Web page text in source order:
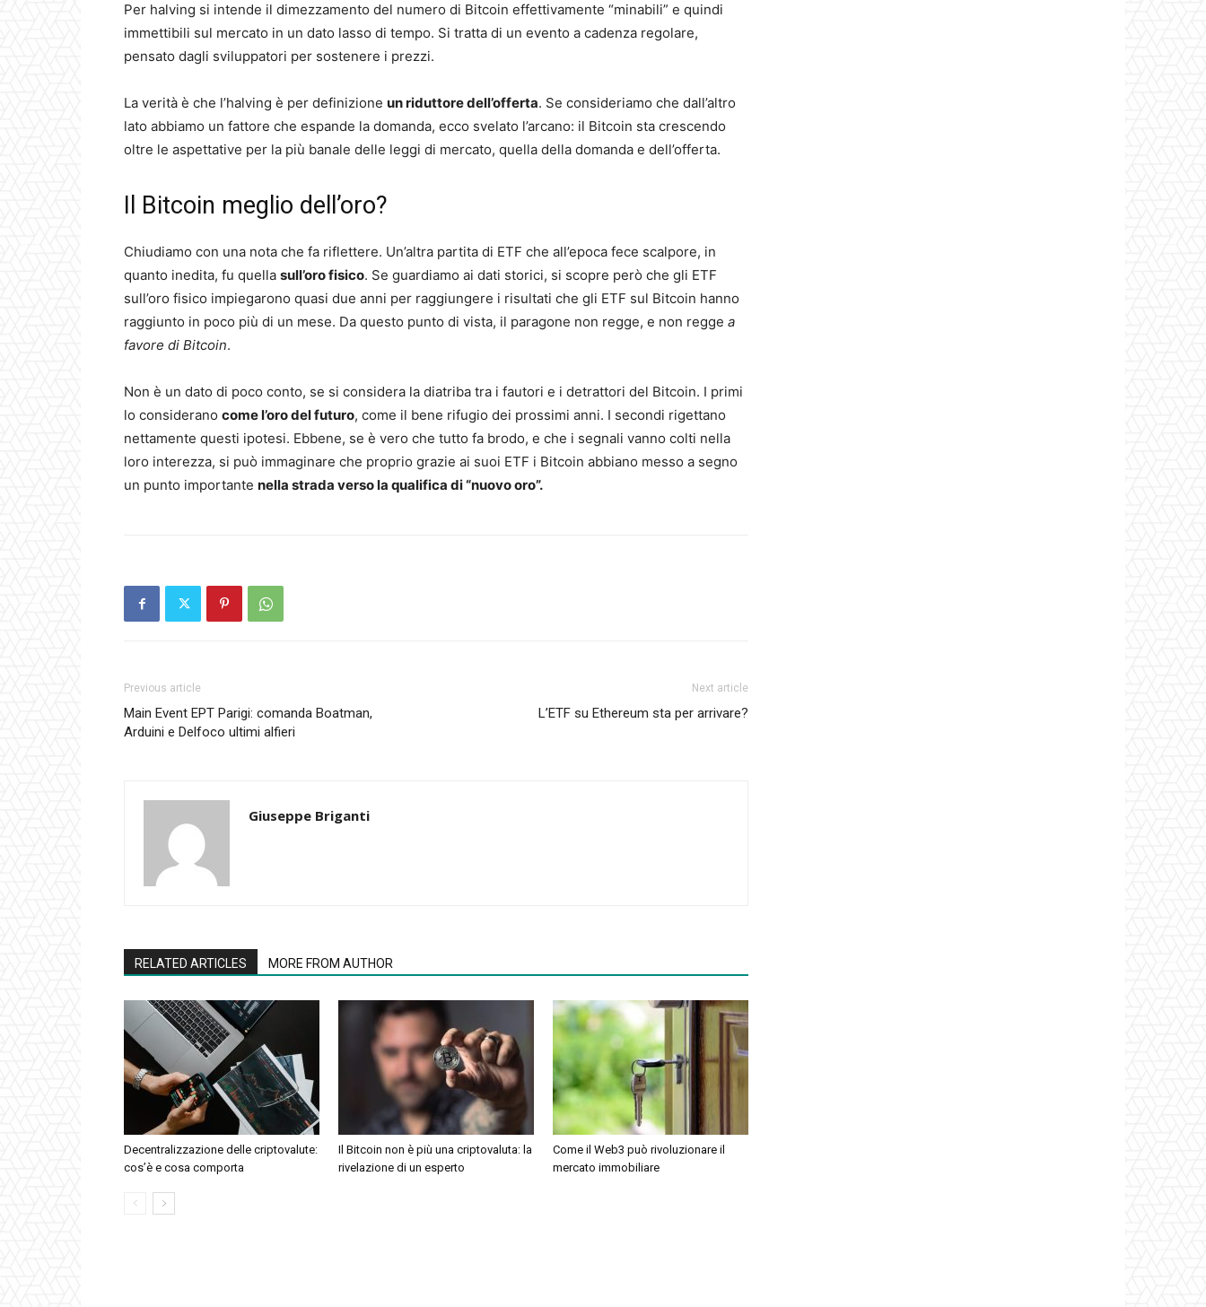
Per halving si intende il dimezzamento del numero di Bitcoin effettivamente “minabili” e quindi
immettibili sul mercato in un dato lasso di tempo. Si tratta di un evento a cadenza regolare,
pensato dagli sviluppatori per sostenere i prezzi.
La verità è che l’halving è per definizione un riduttore dell’offerta. Se consideriamo che dall’altro
lato abbiamo un fattore che espande la domanda, ecco svelato l’arcano: il Bitcoin sta crescendo
oltre le aspettative per la più banale delle leggi di mercato, quella della domanda e dell’offerta.
Il Bitcoin meglio dell’oro?
Chiudiamo con una nota che fa riflettere. Un’altra partita di ETF che all’epoca fece scalpore, in
quanto inedita, fu quella sull’oro fisico. Se guardiamo ai dati storici, si scopre però che gli ETF
sull’oro fisico impiegarono quasi due anni per raggiungere i risultati che gli ETF sul Bitcoin hanno
raggiunto in poco più di un mese. Da questo punto di vista, il paragone non regge, e non regge a
favore di Bitcoin.
Non è un dato di poco conto, se si considera la diatriba tra i fautori e i detrattori del Bitcoin. I primi
lo considerano come l’oro del futuro, come il bene rifugio dei prossimi anni. I secondi rigettano
nettamente questi ipotesi. Ebbene, se è vero che tutto fa brodo, e che i segnali vanno colti nella
loro interezza, si può immaginare che proprio grazie ai suoi ETF i Bitcoin abbiano messo a segno
un punto importante nella strada verso la qualifica di “nuovo oro”.
Previous article
Main Event EPT Parigi: comanda Boatman,
Arduini e Delfoco ultimi alfieri
Next article
L’ETF su Ethereum sta per arrivare?
Giuseppe Briganti
RELATED ARTICLES MORE FROM AUTHOR
Decentralizzazione delle criptovalute:
cos’è e cosa comporta
Il Bitcoin non è più una criptovaluta: la
rivelazione di un esperto
Come il Web3 può rivoluzionare il
mercato immobiliare